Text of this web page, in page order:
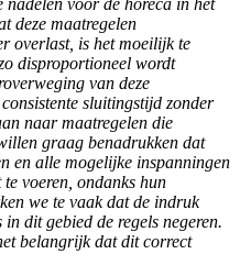
nadelen voor de horeca in het
deze maatregelen
overlast, is het moeilijk te
disproportioneel wordt
van deze
sluitingstijd zonder
naar maatregelen die
graag benadrukken dat
en alle mogelijke inspanningen
voeren, ondanks hun
we te vaak dat de indruk
dit gebied de regels negeren.
belangrijk dat dit correct